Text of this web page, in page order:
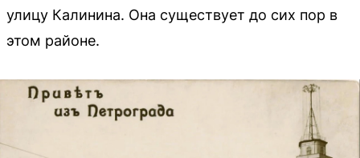
улицу Калинина. Она существует до сих пор в
этом районе.